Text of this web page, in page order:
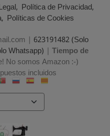
Política de Privacidad
Políticas de Cookies
| 623191482 (Solo
Whatsapp) | Tiempo de
No somos Amazon :-)
incluidos